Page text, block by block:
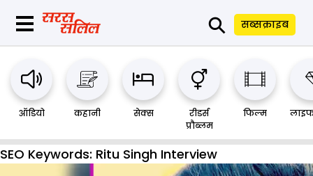
⚲ सब्सक्राइब
ऑडियो कहानी सेक्स
रीडर्स
प्रौब्लम
फिल्म
SEO Keywords: Ritu Singh Interview